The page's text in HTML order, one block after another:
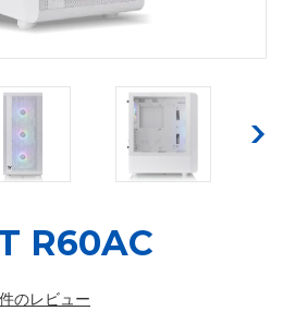
R60AC
のレビュー